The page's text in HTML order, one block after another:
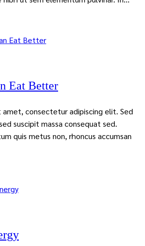
Eat Better
amet, consectetur adipiscing elit. Sed
suscipit massa consequat sed.
quis metus non, rhoncus accumsan